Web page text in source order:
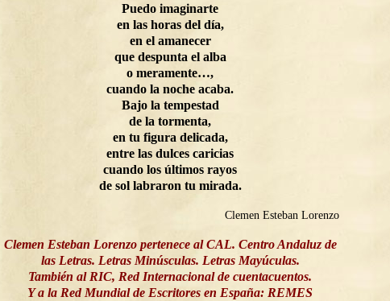
Puedo imaginarte
en las horas del día,
en el amanecer
que despunta el alba
o meramente…,
cuando la noche acaba.
Bajo la tempestad
de la tormenta,
en tu figura delicada,
entre las dulces caricias
cuando los últimos rayos
de sol labraron tu mirada.
Clemen Esteban Lorenzo
Clemen Esteban Lorenzo pertenece al CAL. Centro Andaluz de
las Letras. Letras Minúsculas. Letras Mayúculas.
También al RIC, Red Internacional de cuentacuentos.
Y a la Red Mundial de Escritores en España: REMES